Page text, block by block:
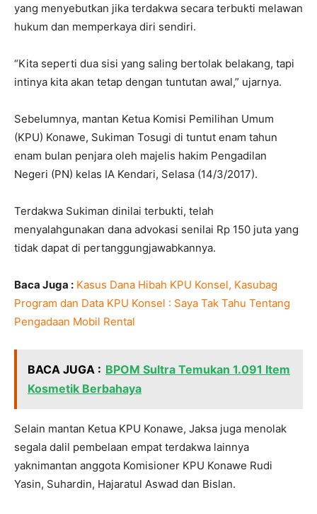
yang menyebutkan jika terdakwa secara terbukti melawan
hukum dan memperkaya diri sendiri.
“Kita seperti dua sisi yang saling bertolak belakang, tapi
intinya kita akan tetap dengan tuntutan awal,” ujarnya.
Sebelumnya, mantan Ketua Komisi Pemilihan Umum
(KPU) Konawe, Sukiman Tosugi di tuntut enam tahun
enam bulan penjara oleh majelis hakim Pengadilan
Negeri (PN) kelas IA Kendari, Selasa (14/3/2017).
Terdakwa Sukiman dinilai terbukti, telah
menyalahgunakan dana advokasi senilai Rp 150 juta yang
tidak dapat di pertanggungjawabkannya.
Baca Juga : Kasus Dana Hibah KPU Konsel, Kasubag
Program dan Data KPU Konsel : Saya Tak Tahu Tentang
Pengadaan Mobil Rental
BACA JUGA : BPOM Sultra Temukan 1.091 Item
Kosmetik Berbahaya
Selain mantan Ketua KPU Konawe, Jaksa juga menolak
segala dalil pembelaan empat terdakwa lainnya
yaknimantan anggota Komisioner KPU Konawe Rudi
Yasin, Suhardin, Hajaratul Aswad dan Bislan.